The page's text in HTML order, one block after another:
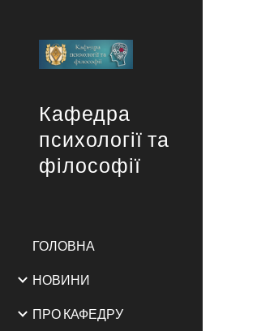
Кафедра
психології та
філософії
ГОЛОВНА
НОВИНИ
ПРО КАФЕДРУ